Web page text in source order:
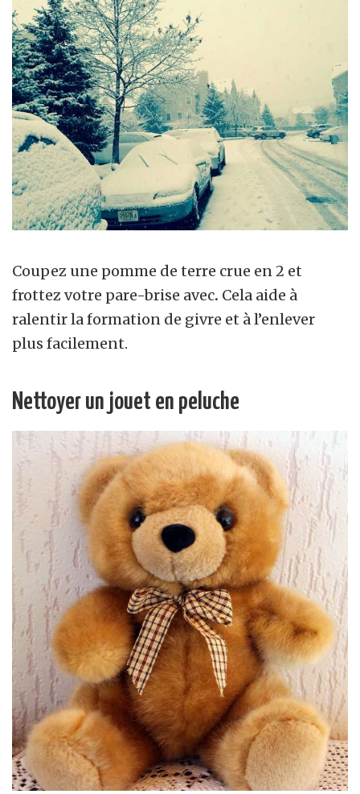
Coupez une pomme de terre crue en 2 et
frottez votre pare-brise avec. Cela aide à
ralentir la formation de givre et à l’enlever
plus facilement.
Nettoyer un jouet en peluche